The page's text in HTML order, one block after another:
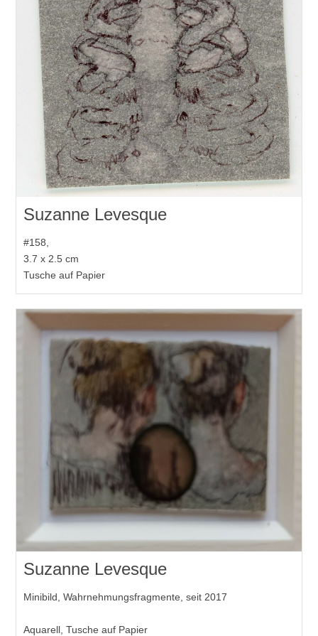
Suzanne Levesque
#158,
3.7 x 2.5 cm
Tusche auf Papier
Suzanne Levesque
Minibild, Wahrnehmungsfragmente, seit 2017
Aquarell, Tusche auf Papier